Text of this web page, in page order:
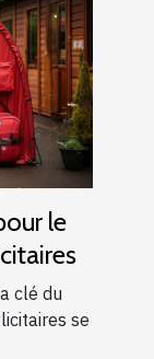
le
clé du
se